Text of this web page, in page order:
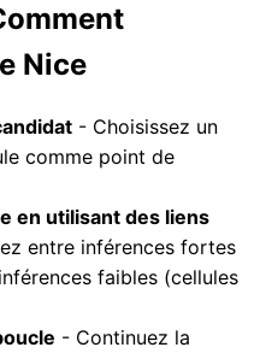
Nice
- Choisissez un
comme point de
en utilisant des liens
entre inférences fortes
faibles (cellules
- Continuez la